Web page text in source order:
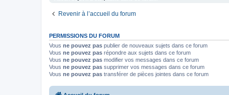
Revenir à l’accueil du forum
PERMISSIONS DU FORUM
Vous ne pouvez pas publier de nouveaux sujets dans ce forum
Vous ne pouvez pas répondre aux sujets dans ce forum
Vous ne pouvez pas modifier vos messages dans ce forum
Vous ne pouvez pas supprimer vos messages dans ce forum
Vous ne pouvez pas transférer de pièces jointes dans ce forum